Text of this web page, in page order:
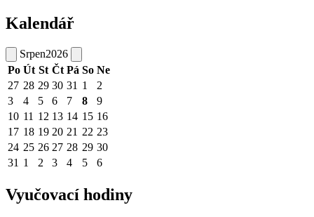
Kalendář
Srpen2026
Po Út St Čt Pá So Ne
27 28 29 30 31 1
2
3
4 5 6 7 8
9
10 11 12 13 14 15 16
17 18 19 20 21 22 23
24 25 26 27 28 29 30
31 1 2 3 4 5 6
Vyučovací hodiny